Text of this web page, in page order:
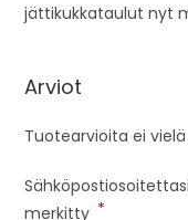
jättikukkataulut nyt
Arviot
Tuotearvioita ei vielä
merkitty *